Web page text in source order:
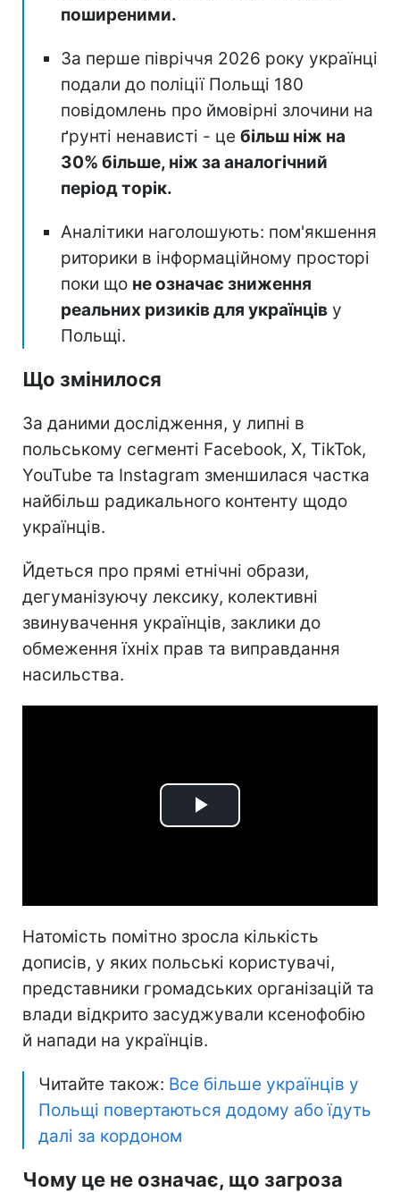
поширеними.
За перше півріччя 2026 року українці
подали до поліції Польщі 180
повідомлень про ймовірні злочини на
ґрунті ненависті - це більш ніж на
30% більше, ніж за аналогічний
період торік.
Аналітики наголошують: пом'якшення
риторики в інформаційному просторі
поки що не означає зниження
реальних ризиків для українців у
Польщі.
Що змінилося
За даними дослідження, у липні в
польському сегменті Facebook, X, TikTok,
YouTube та Instagram зменшилася частка
найбільш радикального контенту щодо
українців.
Йдеться про прямі етнічні образи,
дегуманізуючу лексику, колективні
звинувачення українців, заклики до
обмеження їхніх прав та виправдання
насильства.
Play
Натомість помітно зросла кількість
дописів, у яких польські користувачі,
представники громадських організацій та
влади відкрито засуджували ксенофобію
й напади на українців.
Читайте також: Все більше українців у
Польщі повертаються додому або їдуть
далі за кордоном
Чому це не означає, що загроза